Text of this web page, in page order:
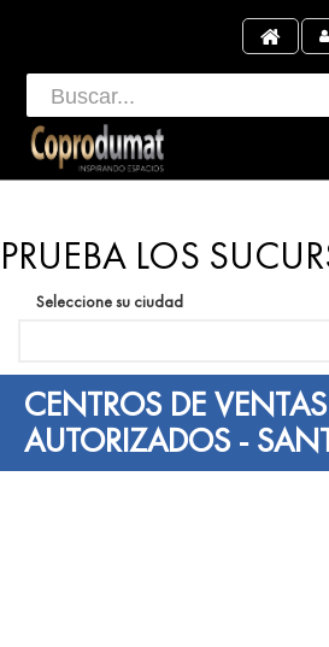
PRUEBA LOS
Seleccione su ciudad
CENTROS DE VENTAS
AUTORIZADOS -